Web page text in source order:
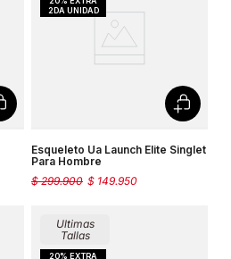
Esqueleto Ua Launch Elite Singlet
Para Hombre
$ 149.950
$ 299.900
Ultimas
Tallas